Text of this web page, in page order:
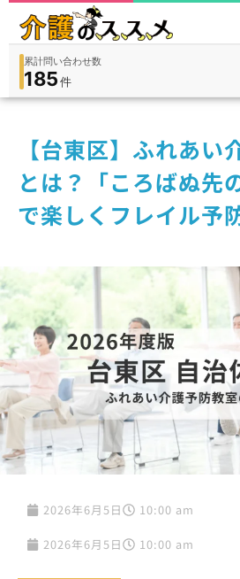
在宅 9,360
累計問い合わせ数
185件
【台東区】ふれあい
とは？「ころばぬ先
で楽しくフレイル予
2026年6月5日 10:00 am
2026年6月5日 10:00 am